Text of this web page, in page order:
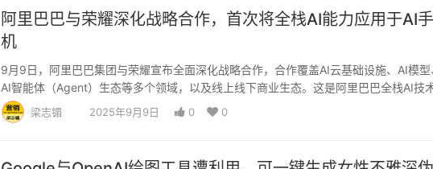
阿里巴巴与荣耀深化战略合作，首次将全栈AI能力应用于AI手
机
9月9日，阿里巴巴集团与荣耀宣布全面深化战略合作，合作覆盖AI云基础设施、AI模型
AI智能体（Agent）生态等多个领域，以及线上线下商业生态。这是阿里巴巴全栈AI技
能力首次整…
梁志镅 2025年9月9日 0 0